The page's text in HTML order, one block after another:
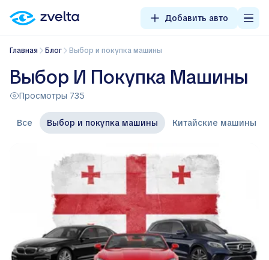
Добавить авто
Главная Блог Выбор и покупка машины
Выбор И Покупка Машины
Просмотры 735
Все Выбор и покупка машины Китайские машины